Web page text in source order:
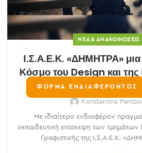
ΦΟΡΜΑ ΕΝΔΙΑΦΕΡΟΝΤΟΣ
ΝΈΑ & ΑΝΑΚΟΙΝΏΣΕΙΣ
Ι.Σ.Α.Ε.Κ. «ΔΗΜΗΤΡΑ»
Κόσμο του Design και της
Circus Design Studio
Konstantina
Με ιδιαίτερο ενδιαφέρον
εκπαιδευτική επίσκεψη των
Γραφιστικής της Ι.Σ.Α.Ε.Κ.